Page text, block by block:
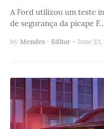
A Ford utilizou um teste
de segurança da picape
by Mendes - Editor - June 23,